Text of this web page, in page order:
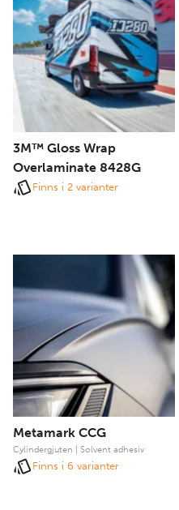
3M™ Gloss Wrap
Overlaminate 8428G
Finns i 2 varianter
Metamark CCG
Cylindergjuten | Solvent adhesiv
Finns i 6 varianter